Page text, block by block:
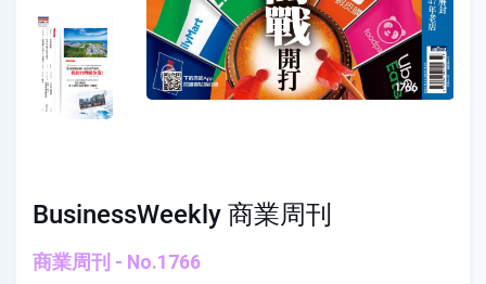
BusinessWeekly 商業周刊
商業周刊 - No.1766